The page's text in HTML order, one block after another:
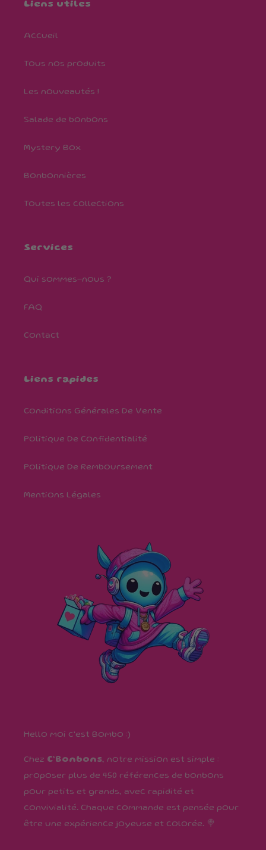
Liens utiles
Accueil
Tous nos produits
Les nouveautés !
Salade de bonbons
Mystery Box
Bonbonnières
Toutes les collections
Services
Qui sommes-nous ?
FAQ
Contact
Liens rapides
Conditions Générales De Vente
Politique De Confidentialité
Politique De Remboursement
Mentions Légales
Hello moi c'est Bombo :)
Chez C’Bonbons, notre mission est simple :
proposer plus de 450 références de bonbons
pour petits et grands, avec rapidité et
convivialité. Chaque commande est pensée pour
être une expérience joyeuse et colorée. 🍭